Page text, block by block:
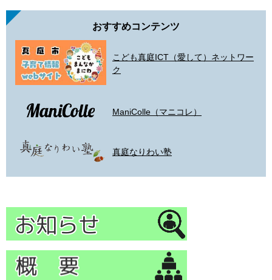
おすすめコンテンツ
こども真庭ICT（愛して）ネットワー
ク
ManiColle（マニコレ）
真庭なりわい塾